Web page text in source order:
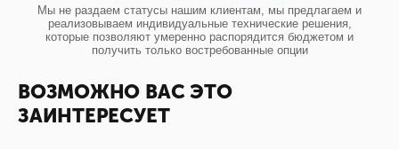
Мы не раздаем статусы нашим клиентам, мы предлагаем и
реализовываем индивидуальные технические решения,
которые позволяют умеренно распорядится бюджетом и
получить только востребованные опции
ВОЗМОЖНО ВАС ЭТО
ЗАИНТЕРЕСУЕТ